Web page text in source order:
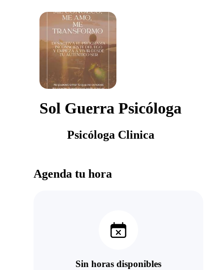
Sol Guerra Psicóloga
Psicóloga Clinica
Agenda tu hora
Sin horas disponibles